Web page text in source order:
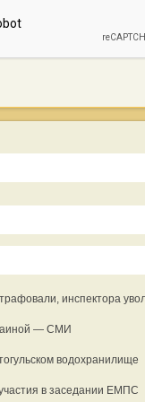
инспектора
— СМИ
водохранилище
в заседании ЕМПС